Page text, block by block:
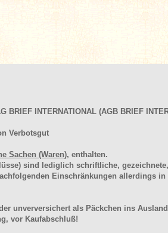
INTERNATIONAL (AGB BRIEF
Verbotsgut
Sachen (Waren), enthalten.
sind lediglich schriftliche,
Einschränkungen allerdings in
unverversichert als Päckchen ins
vor Kaufabschluß!